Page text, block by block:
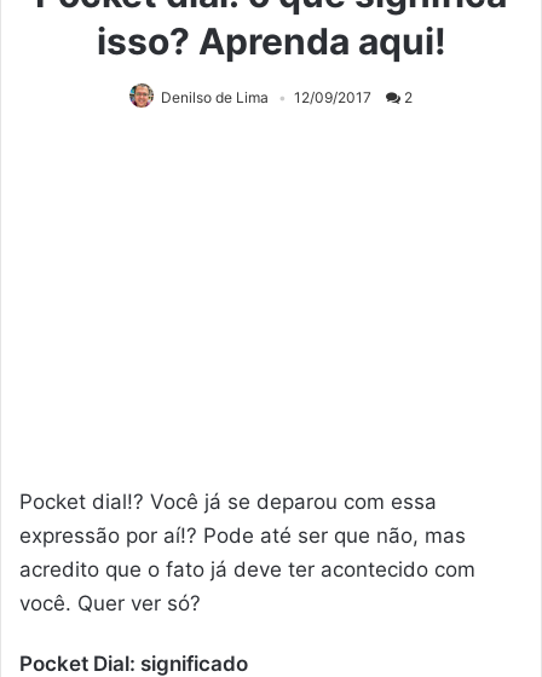
isso? Aprenda aqui!
Denilso de Lima 12/09/2017 2
Pocket dial!? Você já se deparou com essa
expressão por aí!? Pode até ser que não, mas
acredito que o fato já deve ter acontecido com
você. Quer ver só?
Pocket Dial: significado